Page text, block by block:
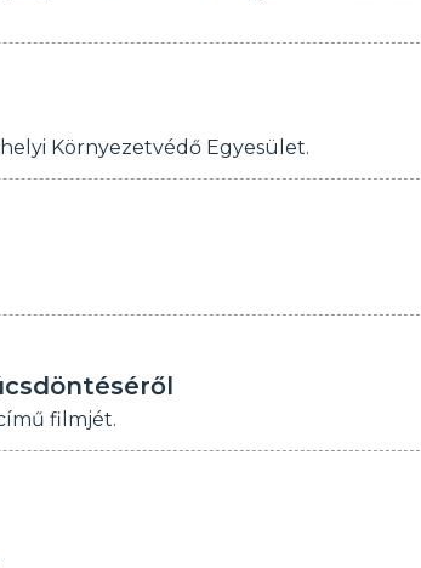
Környezetvédő Egyesület.
filmjét.